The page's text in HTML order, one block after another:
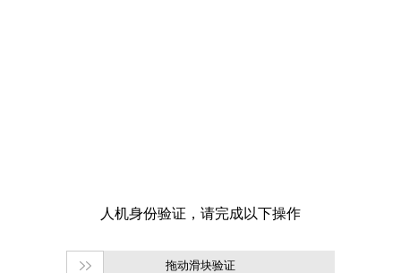
拖动滑块验证